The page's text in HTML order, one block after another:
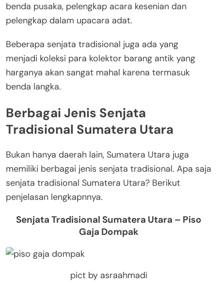
benda pusaka, pelengkap acara kesenian dan
pelengkap dalam upacara adat.
Beberapa senjata tradisional juga ada yang
menjadi koleksi para kolektor barang antik yang
harganya akan sangat mahal karena termasuk
benda langka.
Berbagai Jenis Senjata
Tradisional Sumatera Utara
Bukan hanya daerah lain, Sumatera Utara juga
memiliki berbagai jenis senjata tradisional. Apa saja
senjata tradisional Sumatera Utara? Berikut
penjelasan lengkapnnya.
Senjata Tradisional Sumatera Utara – Piso
Gaja Dompak
pict by asraahmadi